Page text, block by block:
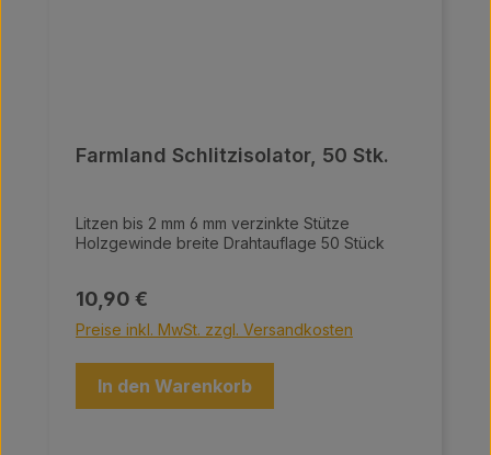
Farmland Schlitzisolator, 50 Stk.
Litzen bis 2 mm 6 mm verzinkte Stütze
Holzgewinde breite Drahtauflage 50 Stück
Regulärer Preis:
10,90 €
Preise inkl. MwSt. zzgl. Versandkosten
In den Warenkorb